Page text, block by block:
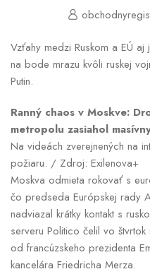
Vzťahy medzi Ruskom a EÚ aj
na bode mrazu kvôli ruskej
Putin.
Ranný chaos v Moskve:
metropolu zasiahol
Na videách zverejnených na
požiaru. / Zdroj: Exilenova+
Moskva odmieta rokovať s
čo predseda Európskej rady
nadviazal krátky kontakt s
serveru Politico čelil vo štvrtok
od francúzskeho prezidenta
kancelára Friedricha Merza.